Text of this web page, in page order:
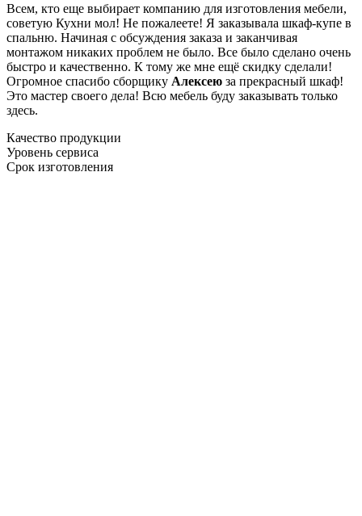
Всем, кто еще выбирает компанию для изготовления мебели,
советую Кухни мол! Не пожалеете! Я заказывала шкаф-купе в
спальню. Начиная с обсуждения заказа и заканчивая
монтажом никаких проблем не было. Все было сделано очень
быстро и качественно. К тому же мне ещё скидку сделали!
Огромное спасибо сборщику Алексею за прекрасный шкаф!
Это мастер своего дела! Всю мебель буду заказывать только
здесь.
Качество продукции
Уровень сервиса
Срок изготовления